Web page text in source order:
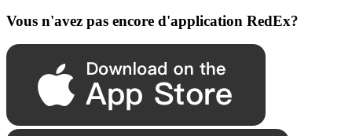
Vous n'avez pas encore d'application RedEx?